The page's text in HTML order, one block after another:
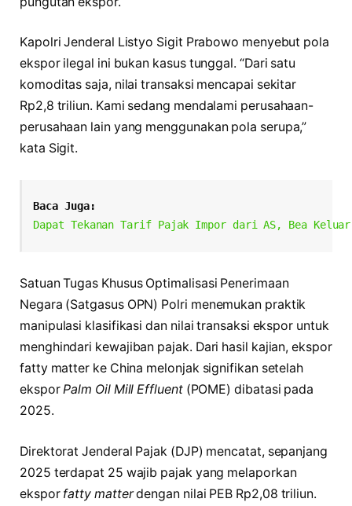
Kapolri Jenderal Listyo Sigit Prabowo menyebut pola
ekspor ilegal ini bukan kasus tunggal. “Dari satu
komoditas saja, nilai transaksi mencapai sekitar
Rp2,8 triliun. Kami sedang mendalami perusahaan-
perusahaan lain yang menggunakan pola serupa,”
kata Sigit.
Baca Juga:
Dapat Tekanan Tarif Pajak Impor dari AS, Bea Keluar
Satuan Tugas Khusus Optimalisasi Penerimaan
Negara (Satgasus OPN) Polri menemukan praktik
manipulasi klasifikasi dan nilai transaksi ekspor untuk
menghindari kewajiban pajak. Dari hasil kajian, ekspor
fatty matter ke China melonjak signifikan setelah
eksporPalm Oil Mill Effluent(POME) dibatasi pada
2025.
Direktorat Jenderal Pajak (DJP) mencatat, sepanjang
2025 terdapat 25 wajib pajak yang melaporkan
ekspor fatty matterdengan nilai PEB Rp2,08 triliun.